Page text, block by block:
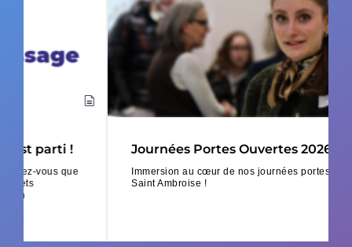
Journées Portes Ouvertes 2026
Immersion au cœur de nos journées portes ouvertes à